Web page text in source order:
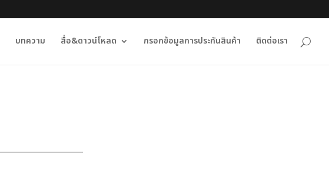
บทความ สื่อ&ดาวน์โหลด กรอกข้อมูลการประกันสินค้า ติดต่อเรา